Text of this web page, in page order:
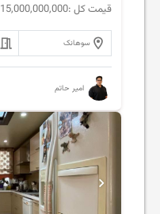
قیمت کل :15,000,000,000
سوهانک
امیر حاتم